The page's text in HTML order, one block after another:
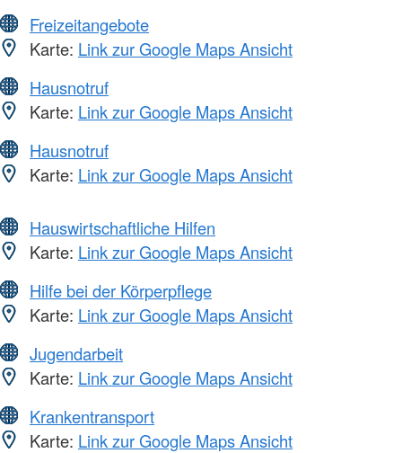
Freizeitangebote
Karte: Link zur Google Maps Ansicht
Hausnotruf
Karte: Link zur Google Maps Ansicht
Hausnotruf
Karte: Link zur Google Maps Ansicht
Hauswirtschaftliche Hilfen
Karte: Link zur Google Maps Ansicht
Hilfe bei der Körperpflege
Karte: Link zur Google Maps Ansicht
Jugendarbeit
Karte: Link zur Google Maps Ansicht
Krankentransport
Karte: Link zur Google Maps Ansicht